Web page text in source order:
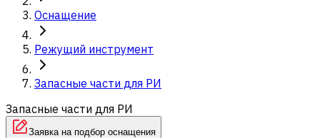
Оснащение
Режущий инструмент
Запасные части для РИ
Запасные части для РИ
Заявка на подбор оснащения